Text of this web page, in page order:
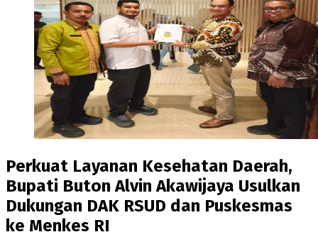
Perkuat Layanan Kesehatan Daerah,
Bupati Buton Alvin Akawijaya Usulkan
Dukungan DAK RSUD dan Puskesmas
ke Menkes RI